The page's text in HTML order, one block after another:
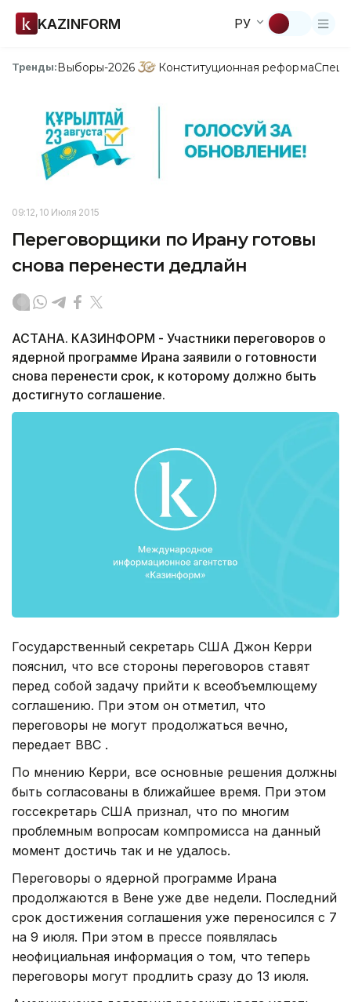
KAZINFORM РУ
Тренды:Выборы-2026 Конституционная реформа
09:12, 10 Июля 2015
Переговорщики по Ирану готовы
снова перенести дедлайн
АСТАНА. КАЗИНФОРМ - Участники переговоров о
ядерной программе Ирана заявили о готовности
снова перенести срок, к которому должно быть
достигнуто соглашение.
Государственный секретарь США Джон Керри
пояснил, что все стороны переговоров ставят
перед собой задачу прийти к всеобъемлющему
соглашению. При этом он отметил, что
переговоры не могут продолжаться вечно,
передает ВВС .
По мнению Керри, все основные решения должны
быть согласованы в ближайшее время. При этом
госсекретарь США признал, что по многим
проблемным вопросам компромисса на данный
момент достичь так и не удалось.
Переговоры о ядерной программе Ирана
продолжаются в Вене уже две недели. Последний
срок достижения соглашения уже переносился с 7
на 9 июля. При этом в прессе появлялась
неофициальная информация о том, что теперь
переговоры могут продлить сразу до 13 июля.